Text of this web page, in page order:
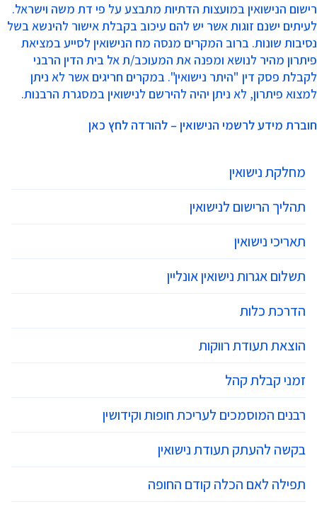
​רישום הנישואין במועצות הדתיות מתבצע על פי דת משה וישראל.
לעיתים ישנם זוגות אשר יש להם עיכוב בקבלת אישור להינשא בשל
נסיבות שונות. ברוב המקרים מנסה מח הנישואין לסייע במציאת
פיתרון מהיר לנושא ומפנה את המעוכב/ת אל בית הדין הרבני
לקבלת פסק דין "היתר נישואין". במקרים חריגים אשר לא ניתן
למצוא פיתרון, לא ניתן יהיה להירשם לנישואין במסגרת הרבנות.
חוברת מידע לרשמי הנישואין – להורדה לחץ כאן
מחלקת נישואין
תהליך הרישום לנישואין
תאריכי נישואין
תשלום אגרות נישואין אונליין
הדרכת כלות
הוצאת תעודת רווקות
זמני קבלת קהל
רבנים המוסמכים לעריכת חופות וקידושין
בקשה להעתק תעודת נישואין
תפילה לאם הכלה קודם החופה